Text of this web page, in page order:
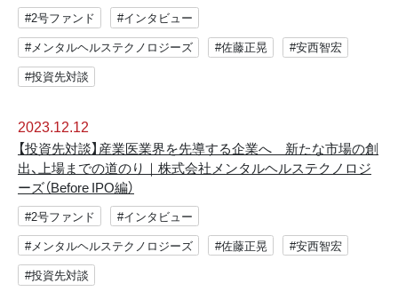
#2号ファンド
#インタビュー
#メンタルヘルステクノロジーズ
#佐藤正晃
#安西智宏
#投資先対談
2023.12.12
【投資先対談】産業医業界を先導する企業へ 新たな市場の創
出、上場までの道のり｜株式会社メンタルヘルステクノロジ
ーズ（Before IPO編）
#2号ファンド
#インタビュー
#メンタルヘルステクノロジーズ
#佐藤正晃
#安西智宏
#投資先対談